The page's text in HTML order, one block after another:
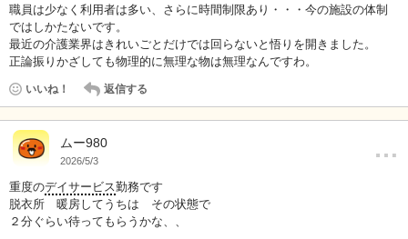
職員は少なく利用者は多い、さらに時間制限あり・・・今の施設の体制
ではしかたないです。
最近の介護業界はきれいごとだけでは回らないと悟りを開きました。
正論振りかざしても物理的に無理な物は無理なんですわ。
いいね！ 返信する
ムー980
2026/5/3 …
重度のデイサービス勤務です
脱衣所 暖房してうちは その状態で
２分ぐらい待ってもらうかな、、